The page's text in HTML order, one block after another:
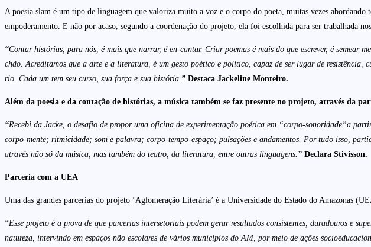
A poesia slam é um tipo de linguagem que valoriza muito a voz e o corpo do poeta, muitas vezes
empoderamento. E não por acaso, segundo a coordenação do projeto, ela foi escolhida para ser trabalhada
“Contar histórias, para nós, é mais que narrar, é en-cantar. Criar poemas é mais do que escrever, é semear
chão. Acreditamos que a arte e a literatura, é um gesto poético e político, capaz de ser lugar de
rio. Cada um tem seu curso, sua força e sua história. ” Destaca Jackeline Monteiro.
Além da poesia e da contação de histórias, a música também se faz presente no projeto, através da
“Recebi da Jacke, o desafio de propor uma oficina de experimentação poética em “corpo-sonoridade”a
corpo-mente; ritmicidade; som e palavra; corpo-tempo-espaço; pulsações e andamentos. Por tudo isso,
através não só da música, mas também do teatro, da literatura, entre outras linguagens. ” Declara Stivisson.
Parceria com a UEA
Uma das grandes parcerias do projeto ‘Aglomeração Literária’ é a Universidade do Estado do Amazonas
“Esse projeto é a prova de que parcerias intersetoriais podem gerar resultados consistentes, duradouros e
natureza, intervindo em espaços não escolares de vários municípios do AM, por meio de ações